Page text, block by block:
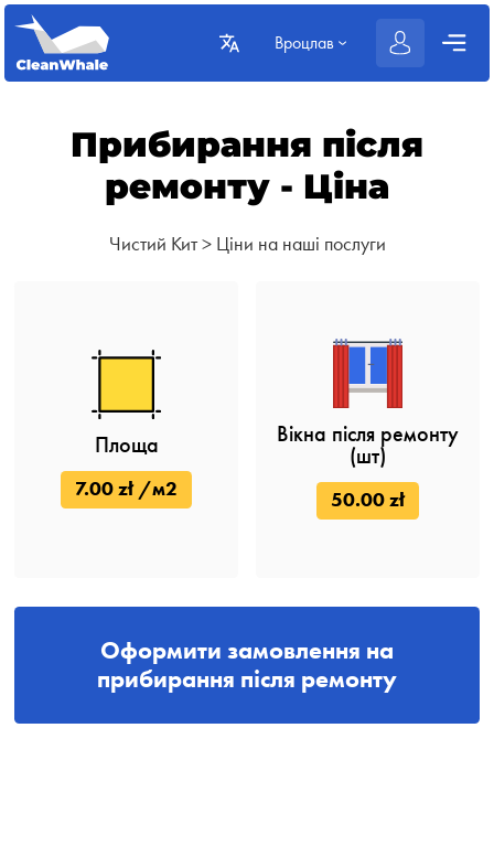
Вроцлав
Прибирання після
ремонту - Ціна
Чистий Кит > Ціни на наші послуги
Площа
7.00 zł /м2
Вікна після ремонту
(шт)
50.00 zł
Оформити замовлення на
прибирання після ремонту